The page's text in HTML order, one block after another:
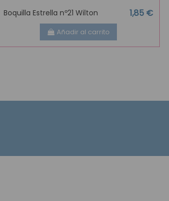
Boquilla Estrella nº21 Wilton 1,85 €
Añadir al carrito